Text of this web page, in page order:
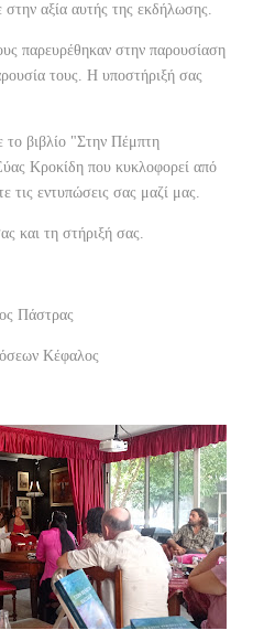
αξία αυτής της εκδήλωσης.
παρευρέθηκαν στην παρουσίαση
τους. Η υποστήριξή σας
το βιβλίο "Στην Πέμπτη
Κροκίδη που κυκλοφορεί από
τις εντυπώσεις σας μαζί μας.
και τη στήριξή σας.
Πάστρας
Κέφαλος